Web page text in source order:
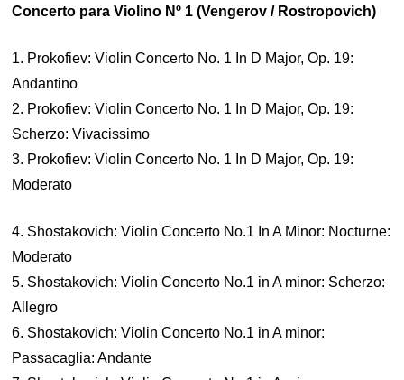
Concerto para Violino Nº 1 (Vengerov / Rostropovich)
1. Prokofiev: Violin Concerto No. 1 In D Major, Op. 19:
Andantino
2. Prokofiev: Violin Concerto No. 1 In D Major, Op. 19:
Scherzo: Vivacissimo
3. Prokofiev: Violin Concerto No. 1 In D Major, Op. 19:
Moderato
4. Shostakovich: Violin Concerto No.1 In A Minor: Nocturne:
Moderato
5. Shostakovich: Violin Concerto No.1 in A minor: Scherzo:
Allegro
6. Shostakovich: Violin Concerto No.1 in A minor:
Passacaglia: Andante